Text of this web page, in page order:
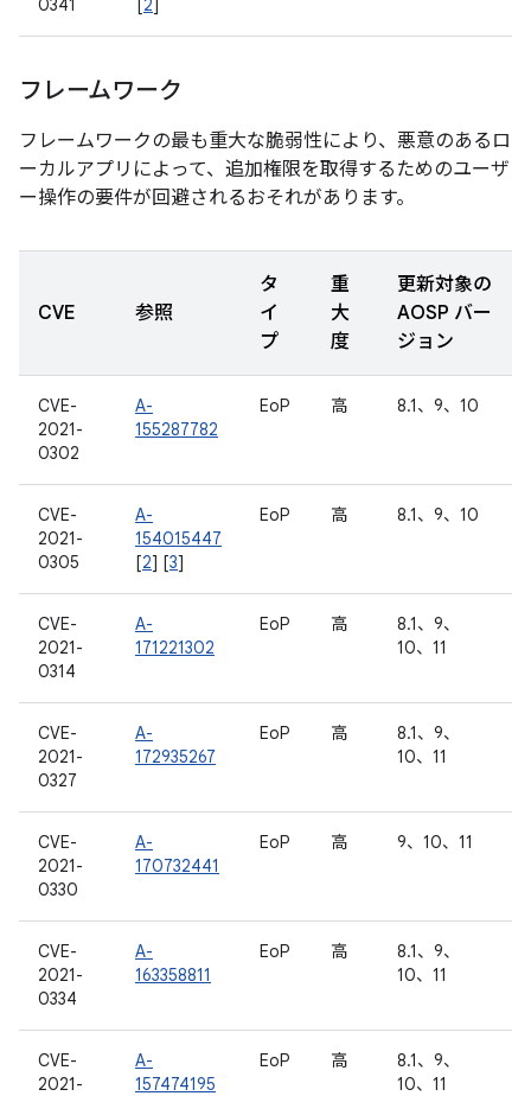
0341 2
フレームワーク
フレームワークの最も重大な脆弱性により、悪意のあるロ
ーカルアプリによって、追加権限を取得するためのユーザ
ー操作の要件が回避されるおそれがあります。
CVE 参照
タ
イ
プ
重
大
度
更新対象の
AOSP バー
ジョン
CVE-
2021-
0302
A-
155287782
EoP 高 8.1、9、10
CVE-
2021-
0305
A-
154015447
[2] [3]
EoP 高 8.1、9、10
CVE-
2021-
0314
A-
171221302
EoP 高
8.1、9、
10、11
CVE-
2021-
0327
A-
172935267
EoP 高
8.1、9、
10、11
CVE-
2021-
0330
A-
170732441
EoP 高 9、10、11
CVE-
2021-
0334
A-
163358811
EoP 高
8.1、9、
10、11
CVE-
2021-
A-
157474195
EoP 高
8.1、9、
10、11